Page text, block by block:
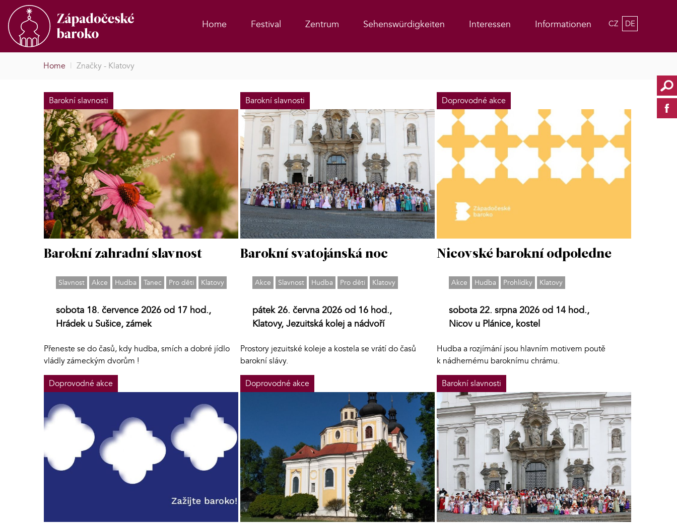
Home Festival Zentrum Sehenswürdigkeiten Interessen Informationen CZ DE
Home | Značky - Klatovy
Barokní slavnosti
Barokní zahradní slavnost
Slavnost Akce Hudba Tanec Pro děti Klatovy
sobota 18. července 2026 od 17 hod.,
Hrádek u Sušice, zámek
Přeneste se do časů, kdy hudba, smích a dobré jídlo
vládly zámeckým dvorům !
Barokní slavnosti
Barokní svatojánská noc
Akce Slavnost Hudba Pro děti Klatovy
pátek 26. června 2026 od 16 hod.,
Klatovy, Jezuitská kolej a nádvoří
Prostory jezuitské koleje a kostela se vrátí do časů
barokní slávy.
Doprovodné akce
Nicovské barokní odpoledne
Akce Hudba Prohlídky Klatovy
sobota 22. srpna 2026 od 14 hod.,
Nicov u Plánice, kostel
Hudba a rozjímání jsou hlavním motivem poutě
k nádhernému baroknímu chrámu.
Doprovodné akce Doprovodné akce Barokní slavnosti